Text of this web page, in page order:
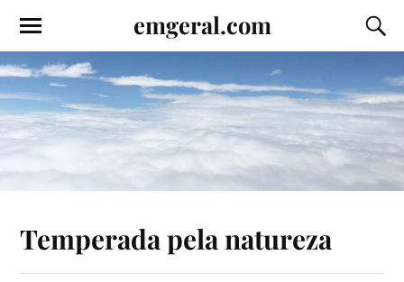
emgeral.com
Temperada pela natureza